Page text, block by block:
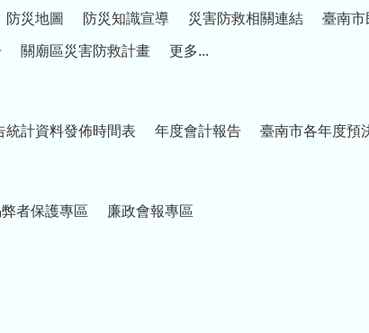
防災地圖 防災知識宣導 災害防救相關連結 臺南市
關廟區災害防救計畫 更多...
統計資料發佈時間表 年度會計報告 臺南市各年度預
者保護專區 廉政會報專區